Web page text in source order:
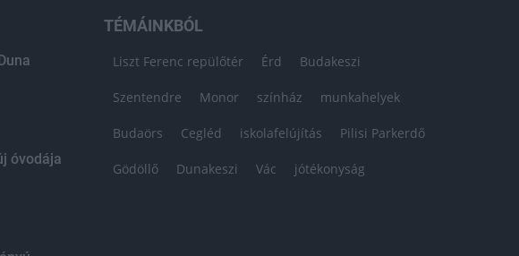
óvodája
TÉMÁINKBÓL
Liszt Ferenc repülőtér Érd Budakeszi
Szentendre Monor színház munkahelyek
Budaörs Cegléd iskolafelújítás Pilisi Parkerdő
Gödöllő Dunakeszi Vác jótékonyság